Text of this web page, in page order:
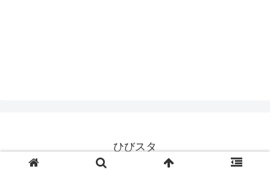
ひびスタ
© 2017 ひびスタ.